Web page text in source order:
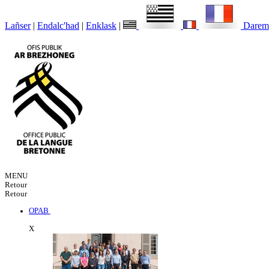
Lañser | Endalc'had | Enklask |
MENU
Retour
Retour
OPAB
X